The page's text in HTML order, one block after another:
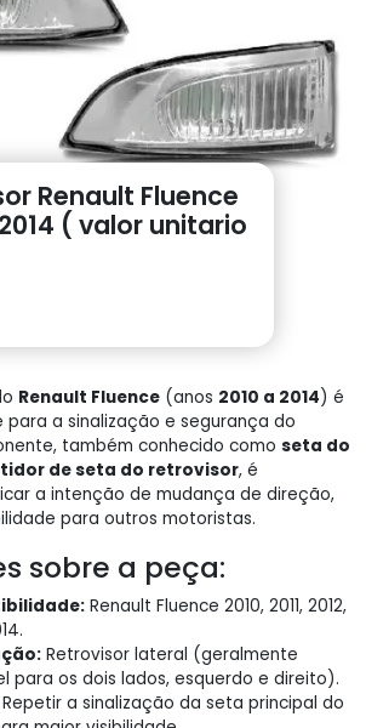
Renault Fluence
2014 ( valor unitario
Renault Fluence (anos 2010 a 2014) é
a sinalização e segurança do
também conhecido como seta do
de seta do retrovisor, é
a intenção de mudança de direção,
para outros motoristas.
sobre a peça:
Renault Fluence 2010, 2011, 2012,
Retrovisor lateral (geralmente
para os dois lados, esquerdo e direito).
a sinalização da seta principal do